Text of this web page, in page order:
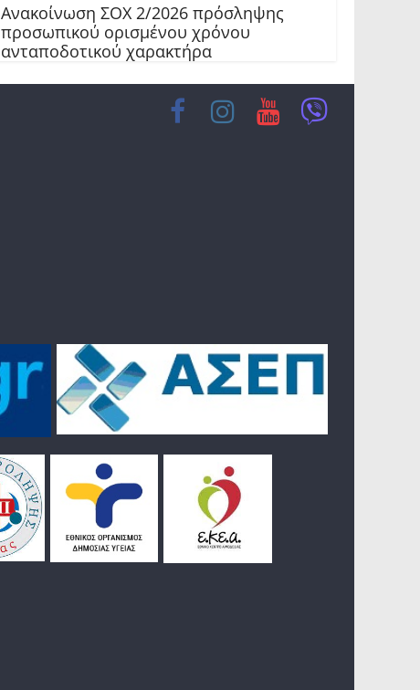
Ανακοίνωση ΣΟΧ 2/2026 πρόσληψης
προσωπικού ορισμένου χρόνου
ανταποδοτικού χαρακτήρα